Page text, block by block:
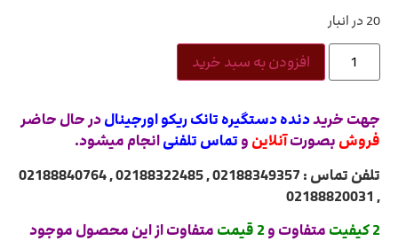
20 در انبار
افزودن به سبد خرید
جهت خریددنده دستگیره تانک ریکو اورجینالدر حال حاضر
فروش بصورتآنلاین و تماس تلفنیانجام میشود.
تلفن تماس : 02188349357 , 02188322485 , 02188840764
, 02188820031
2 کیفیت
متفاوت و 2 قیمت
متفاوت از این محصول موجود